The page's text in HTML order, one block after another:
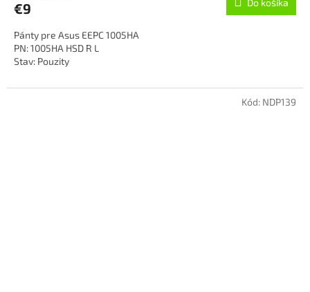
€9
Pánty pre Asus EEPC 1005HA
PN: 1005HA HSD R L
Stav: Pouzity
Kód: NDP139